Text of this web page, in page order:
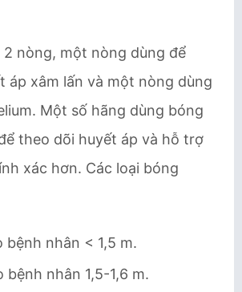
nòng, một nòng dùng để
áp xâm lấn và một nòng dùng
Một số hãng dùng bóng
theo dõi huyết áp và hỗ trợ
xác hơn. Các loại bóng
bệnh nhân < 1,5 m.
bệnh nhân 1,5-1,6 m.